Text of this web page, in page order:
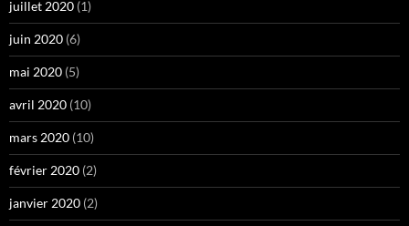
juillet 2020 (1)
juin 2020 (6)
mai 2020 (5)
avril 2020 (10)
mars 2020 (10)
février 2020 (2)
janvier 2020 (2)